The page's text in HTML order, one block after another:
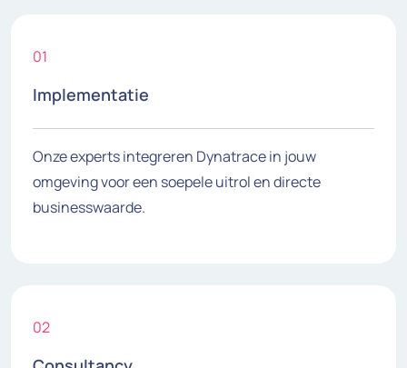
01
Implementatie
Onze experts integreren Dynatrace in jouw
omgeving voor een soepele uitrol en directe
businesswaarde.
02